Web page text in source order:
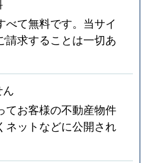
べて無料です。当サイ
請求することは一切あ
てお客様の不動産物件
ネットなどに公開され